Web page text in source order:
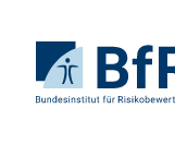
Seiteninhalt
springenStartseite
von